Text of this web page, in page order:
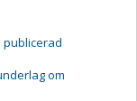
om